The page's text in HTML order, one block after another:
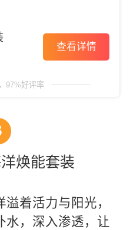
查看详情
97%好评率
焕能套装
着活力与阳光，
水，深入渗透，让